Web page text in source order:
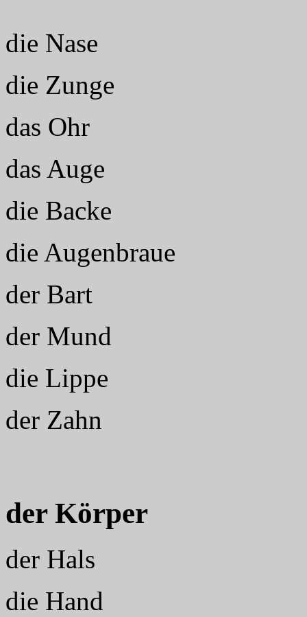
die Nase
die Zunge
das Ohr
das Auge
die Backe
die Augenbraue
der Bart
der Mund
die Lippe
der Zahn
der Körper
der Hals
die Hand